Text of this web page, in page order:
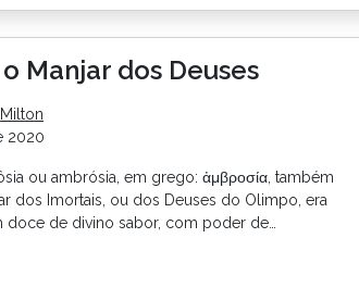
Manjar dos Deuses
Milton
2020
ou ambrósia, em grego: ἀμβροσία, também
dos Imortais, ou dos Deuses do Olimpo, era
de divino sabor, com poder de…